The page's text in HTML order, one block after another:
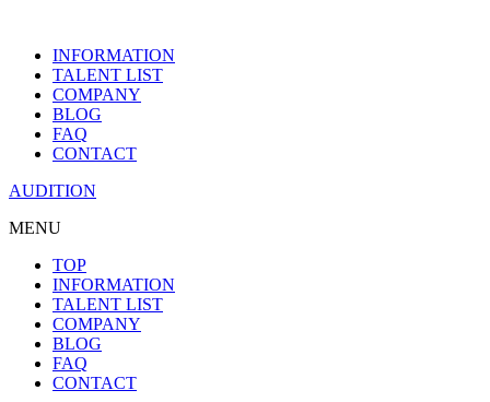
INFORMATION
TALENT LIST
COMPANY
BLOG
FAQ
CONTACT
AUDITION
MENU
TOP
INFORMATION
TALENT LIST
COMPANY
BLOG
FAQ
CONTACT